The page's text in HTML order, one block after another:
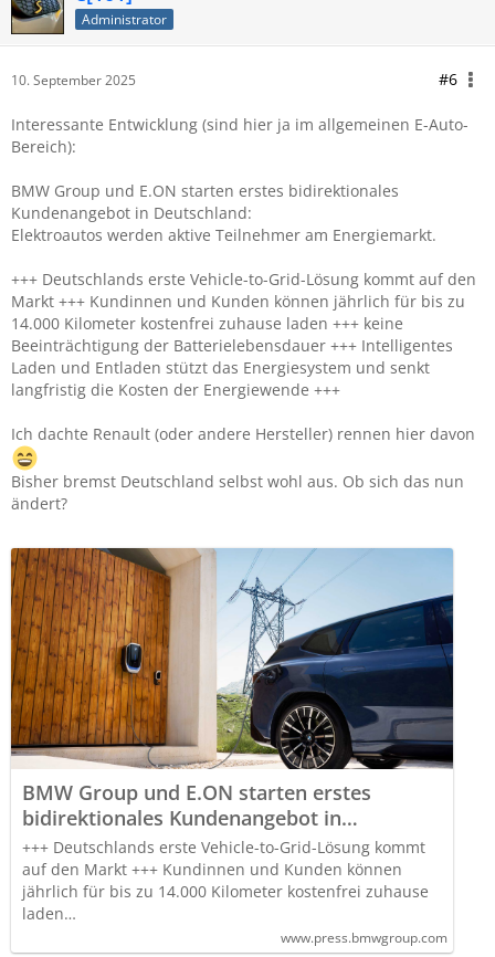
Administrator
10. September 2025 #6
Interessante Entwicklung (sind hier ja im allgemeinen E-Auto-
Bereich):
BMW Group und E.ON starten erstes bidirektionales
Kundenangebot in Deutschland:
Elektroautos werden aktive Teilnehmer am Energiemarkt.
+++ Deutschlands erste Vehicle-to-Grid-Lösung kommt auf den
Markt +++ Kundinnen und Kunden können jährlich für bis zu
14.000 Kilometer kostenfrei zuhause laden +++ keine
Beeinträchtigung der Batterielebensdauer +++ Intelligentes
Laden und Entladen stützt das Energiesystem und senkt
langfristig die Kosten der Energiewende +++
Ich dachte Renault (oder andere Hersteller) rennen hier davon
Bisher bremst Deutschland selbst wohl aus. Ob sich das nun
ändert?
BMW Group und E.ON starten erstes
bidirektionales Kundenangebot in
Deutschland: Elektroautos werden aktive
Teilnehmer am Energiemarkt
+++ Deutschlands erste Vehicle-to-Grid-Lösung kommt
auf den Markt +++ Kundinnen und Kunden können
jährlich für bis zu 14.000 Kilometer kostenfrei zuhause
laden…
www.press.bmwgroup.com